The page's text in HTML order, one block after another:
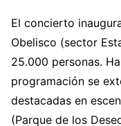
El concierto
Obelisco (sector
25.000 personas.
programación se
destacadas en
(Parque de los